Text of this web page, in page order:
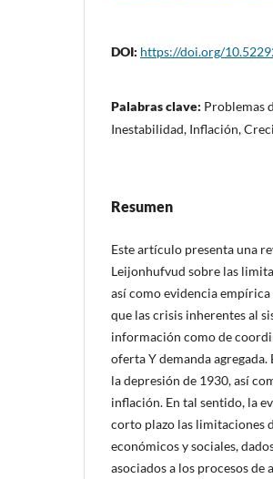
DOI: https://doi.org/
Palabras clave: Problemas
Inestabilidad, Inflación,
Resumen
Este artículo presenta una
Leijonhufvud sobre las
así como evidencia
que las crisis inherentes al
información como de
oferta Y demanda agregada.
la depresión de 1930, así
inflación. En tal sentido, la
corto plazo las limitaciones
económicos y sociales,
asociados a los procesos de